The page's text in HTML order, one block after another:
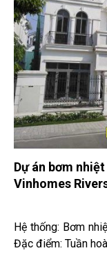
Dự án bơm
Vinhomes
Hệ thống: Bơm
Đặc điểm: Tuần